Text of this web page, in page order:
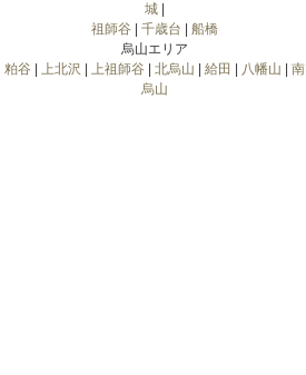
城
祖師谷
千歳台
船橋
烏山エリア
粕谷
上北沢 上祖師谷 北烏山 給田 八幡山
南
烏山